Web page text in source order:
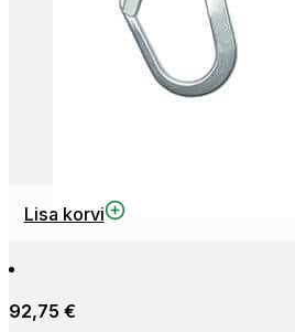
Lisa korvi
92,75 €